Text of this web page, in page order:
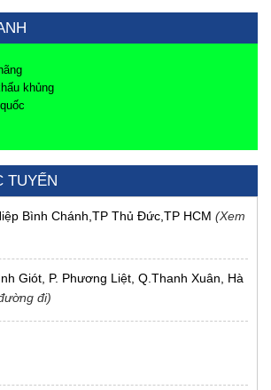
khủng
TUYẾN
Bình Chánh,TP Thủ Đức,TP HCM (Xem
Giót, P. Phương Liệt, Q.Thanh Xuân, Hà
đi)